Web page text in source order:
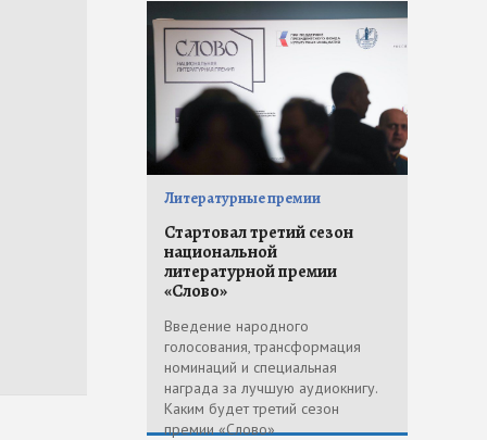
Литературные премии
Стартовал третий сезон
национальной
литературной премии
«Слово»
Введение народного
голосования, трансформация
номинаций и специальная
награда за лучшую аудиокнигу.
Каким будет третий сезон
премии «Слово»